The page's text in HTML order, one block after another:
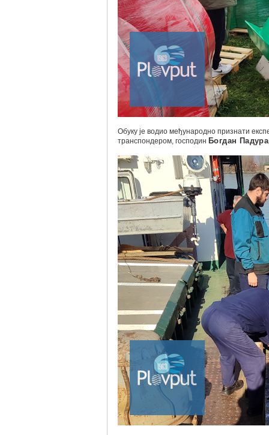
Обуку је водио међународно признати
транспондером, господин Богдан